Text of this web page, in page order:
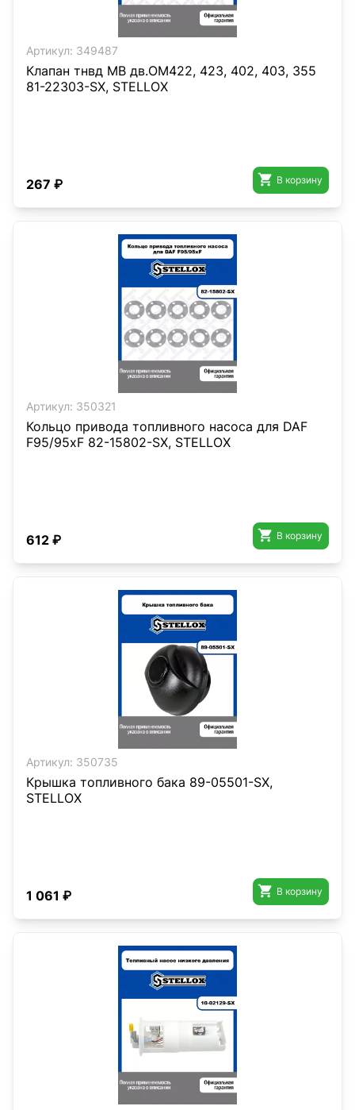
Артикул: 349487
Клапан тнвд MB дв.OM422, 423, 402, 403, 355
81-22303-SX, STELLOX
267 ₽  В корзину
Артикул: 350321
Кольцо привода топливного насоса для DAF
F95/95xF 82-15802-SX, STELLOX
612 ₽  В корзину
Артикул: 350735
Крышка топливного бака 89-05501-SX,
STELLOX
1 061 ₽  В корзину